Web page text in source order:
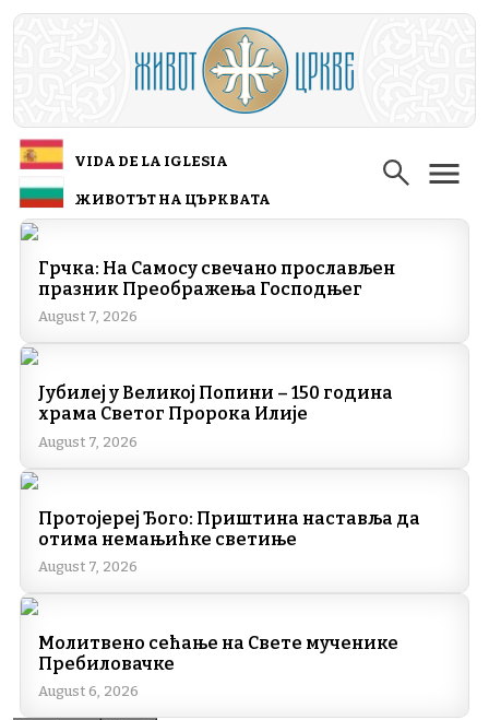
Skip to main content
VIDA DE LA IGLESIA
ЖИВОТЪТ НА ЦЪРКВАТА
Грчка: На Самосу свечано прослављен
празник Преображења Господњег
August 7, 2026
Јубилеј у Великој Попини – 150 година
храма Светог Пророка Илије
August 7, 2026
Протојереј Ђого: Приштина наставља да
отима немањићке светиње
August 7, 2026
Молитвено сећање на Свете мученике
Пребиловачке
August 6, 2026